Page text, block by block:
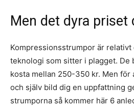
Men det dyra priset
Kompressionsstrumpor är
teknologi som sitter i plagget. De
kosta mellan 250-350 kr. Men
och själv bild dig en uppfattning
strumporna så kommer här 6